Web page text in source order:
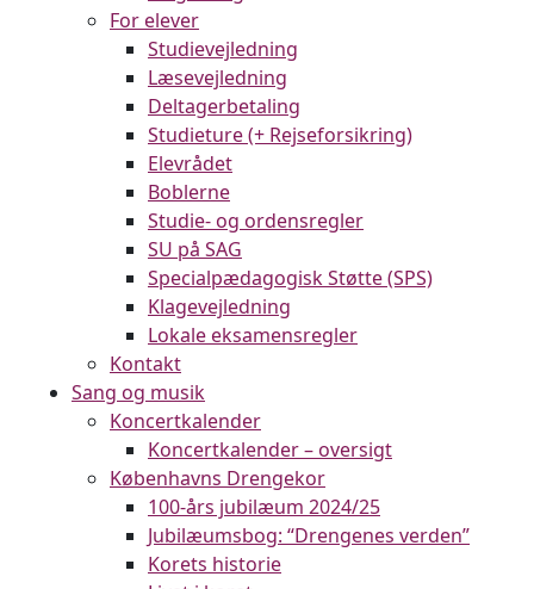
For elever
Studievejledning
Læsevejledning
Deltagerbetaling
Studieture (+ Rejseforsikring)
Elevrådet
Boblerne
Studie- og ordensregler
SU på SAG
Specialpædagogisk Støtte (SPS)
Klagevejledning
Lokale eksamensregler
Kontakt
Sang og musik
Koncertkalender
Koncertkalender – oversigt
Københavns Drengekor
100-års jubilæum 2024/25
Jubilæumsbog: “Drengenes verden”
Korets historie